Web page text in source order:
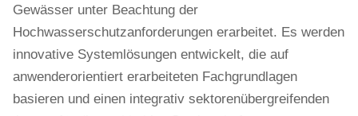
Gewässer unter Beachtung der
Hochwasserschutzanforderungen erarbeitet. Es werden
innovative Systemlösungen entwickelt, die auf
anwenderorientiert erarbeiteten Fachgrundlagen
basieren und einen integrativ sektorenübergreifenden